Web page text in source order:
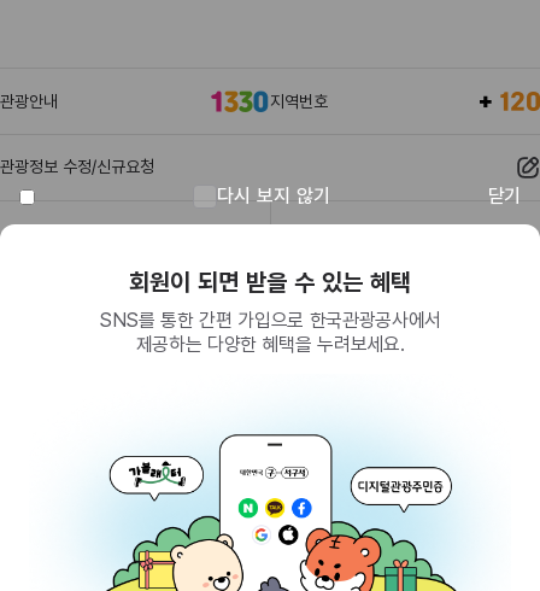
다시 보지 않기 닫기
회원이 되면 받을 수 있는 혜택
SNS를 통한 간편 가입으로 한국관광공사에서
제공하는 다양한 혜택을 누려보세요.
관광안내 지역번호
관광정보 수정/신규요청
관광정보
202-81-50707
통신판매업신고
제2009-서울중구-1234호